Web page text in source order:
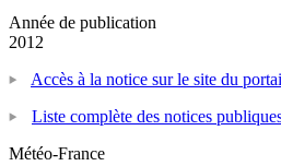
Année de publication
2012
Accès à la notice sur le site du
Liste complète des notices
Météo-France